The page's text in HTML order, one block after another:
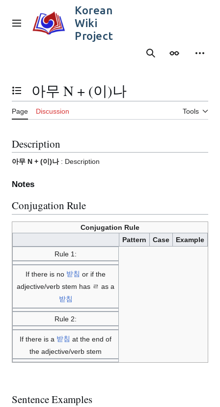
content
Main menu
Korean
Wiki
Project
SearchAppearance
Toggle the table of contents
아무 N + (이)나
Page Discussion Tools
Description
아무 N + (이)나: Description
Notes
Conjugation Rule
Conjugation Rule
Pattern
Case
Example
Rule 1:
If there is no 받침 or if the
adjective/verb stem has ㄹ as a
받침
Rule 2:
If there is a 받침 at the end of
the adjective/verb stem
Sentence Examples